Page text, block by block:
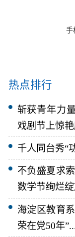
手
热点排行
斩获青年力
戏剧节上惊
千人同台秀“
不负盛夏求
数学节绚烂
海淀区教育
荣在党50年